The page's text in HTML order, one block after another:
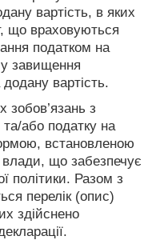
вартість, в яких
що враховуються
податком на
завищення
вартість.
зобов’язань з
або податку на
встановленою
що забезпечує
політики. Разом з
перелік (опис)
здійснено